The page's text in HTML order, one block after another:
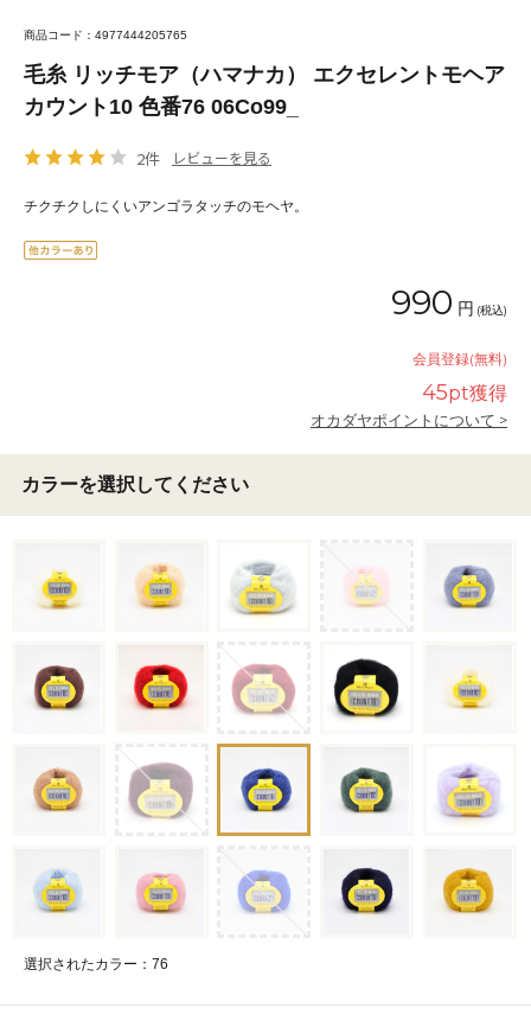
商品コード：4977444205765
毛糸 リッチモア（ハマナカ） エクセレントモヘア
カウント10 色番76 06Co99_
2件 レビューを見る
チクチクしにくいアンゴラタッチのモヘヤ。
990 円 (税込)
会員登録(無料)
45pt獲得
オカダヤポイントについて >
カラーを選択してください
選択されたカラー：76